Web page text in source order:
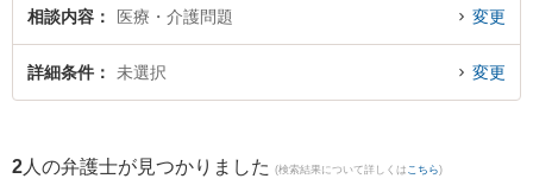
護士を検索したい』『初回相談無料で医療・介護問題を法律相談できる東大阪
市内の弁護士に相談予約したい』などでお困りの相談者さんにおすすめです。
相談内容 医療・介護問題 変更
詳細条件 未選択 変更
2 人の弁護士が見つかりました (検索結果について詳しくは こちら)